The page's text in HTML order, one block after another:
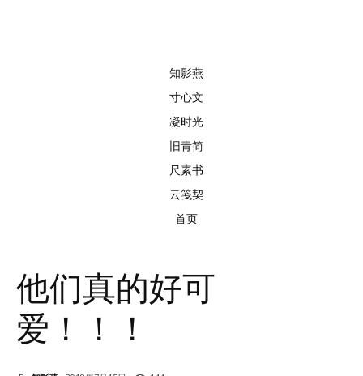
知影燕
寸心文
凝时光
旧青简
尺素书
云笺契
首页
他们真的好可
爱！！！